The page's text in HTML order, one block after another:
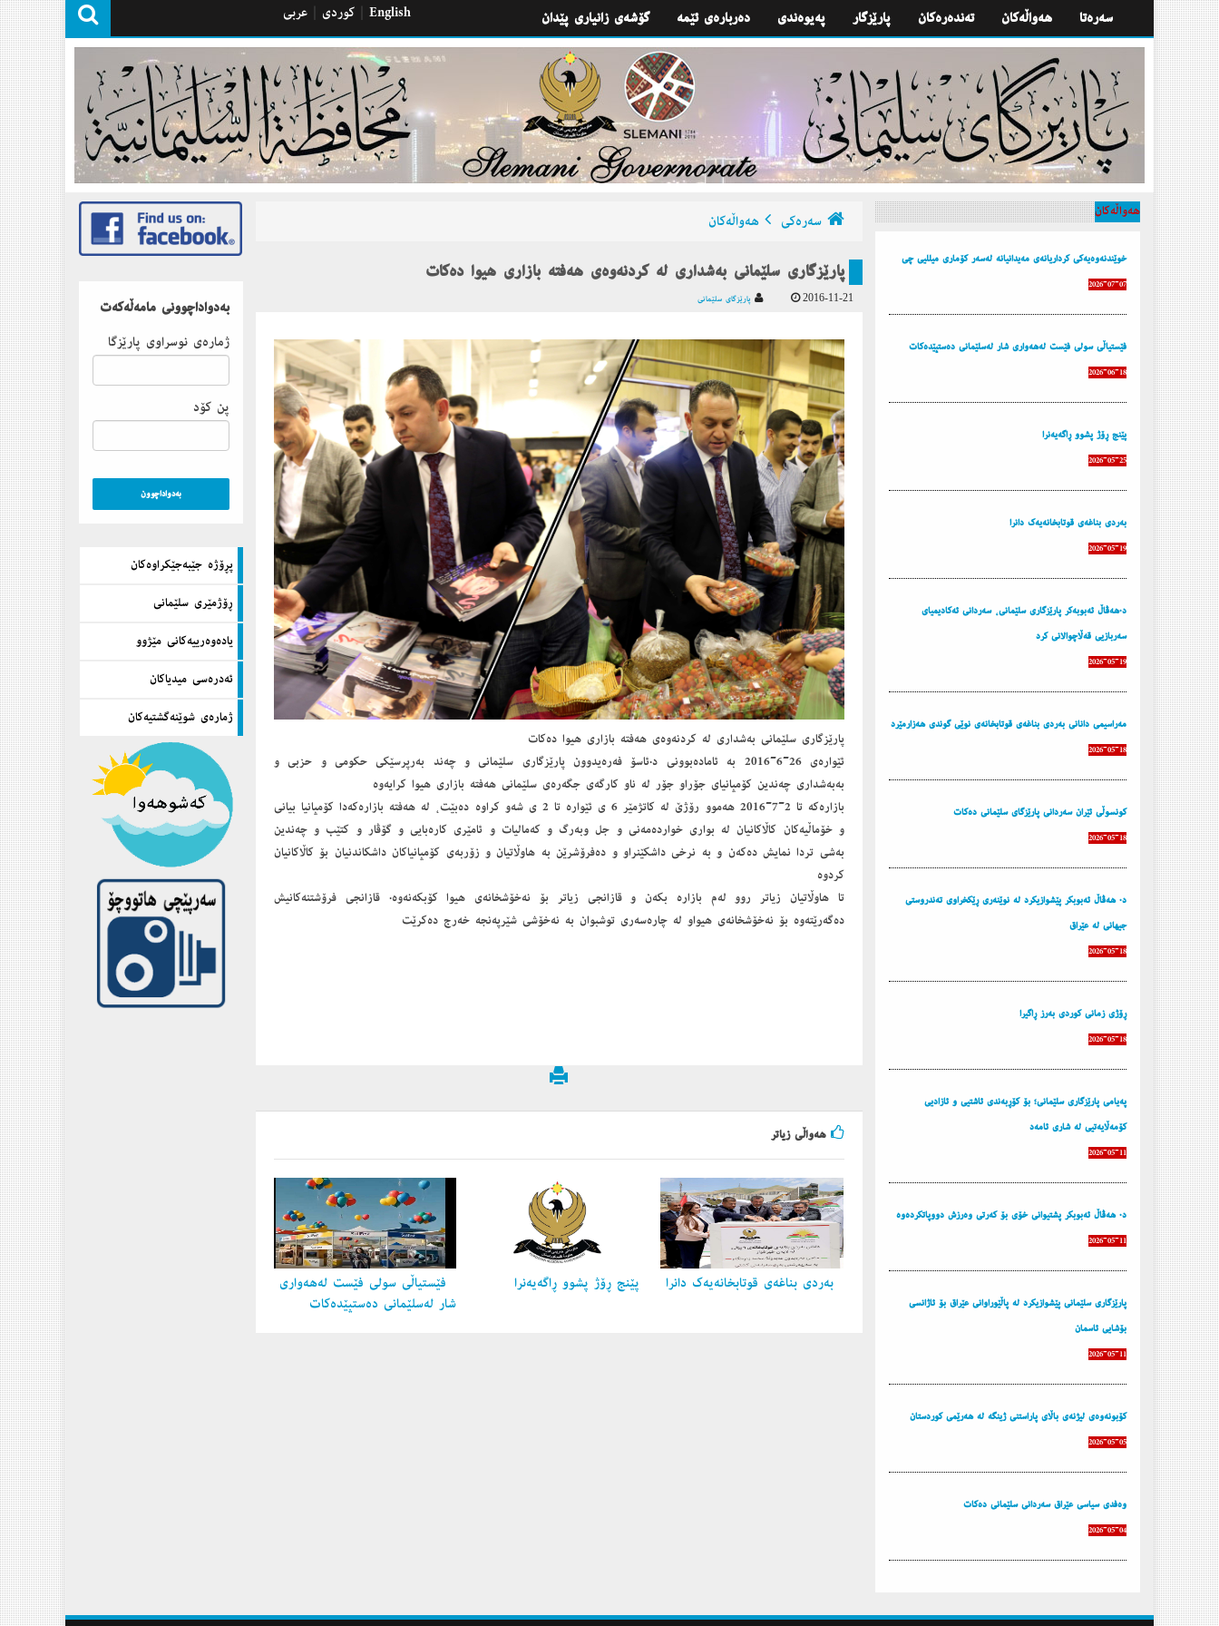
كوردی عربی English گۆشه‌ی زانیاری پێدان په‌یوه‌ندی پارێزگار تەندەرەكان هه‌واڵه‌كان سه‌ره‌تا
بەدواداچوونى مامەڵەكەت
ژمارەى نوسراوى پارێزگا
پن كۆد
پڕۆژه‌ جێبه‌جێكراوه‌كان
ڕۆژمێری سلێمانی
یاده‌وه‌رییه‌كانی مێژوو
ئه‌دره‌سی میدیاكان
ژماره‌ی شوێنه‌گشتیه‌كان
سه‌ره‌كی هه‌واڵه‌كان
پارێزگاری سلێمانی بەشداری لە کردنەوەی هەفتە بازاری هیوا دەکات
2016-11-21
پارێزگاری سلێمانی بەشداری لە کردنەوەی هەفتە بازاری هیوا دەکات
ئێوارەی 26-6-2016 بە ئامادەبوونی د.ئاسۆ فەرەیدوون پارێزگاری سلێمانی و چەند بەرپرسێکی حکومی و حزبی و
بەبەشداری چەندین كۆمپانیای جۆراو جۆر لە ناو كارگەی جگەرەی سلێمانی هەفتە بازاری هیوا كرایەوە
بازارەكە تا 2-7-2016 هەموو رۆژێ لە كاتژمێر 6 ی ئێوارە تا 2 ی شەو كراوە دەبێت، لە هەفتە بازارەكەدا كۆمپانیا بیانی
و خۆماڵیەکان كاڵاكانیان لە بواری خواردەمەنی و جل وبەرگ و كەمالیات و ئامێری كارەبایی و گۆڤار و کتێب و چەندین
بەشی تردا نمایش دەكەن و بە نرخی داشکێنراو و دەفرۆشرێن بە هاوڵاتیان و زۆربەی كۆمپانیاكان داشكاندنیان بۆ كاڵاكانیان
كردوە
تا هاوڵاتیان زیاتر روو لەم بازارە بكەن و قازانجی زیاتر بۆ نەخۆشخانەی هیوا كۆبكەنەوە. قازانجی فرۆشتنەکانیش
دەگەرێتەوە بۆ نەخۆشخانەی هیواو لە چارەسەری توشبوان بە نەخۆشی شێرپەنجە خەرج دەکرێت
هه‌واڵی زیاتر
فێستیاڵی سولی فێست لەهەواری
شار لەسلێمانی دەستپێدەكات
پێنج ڕۆژ پشوو ڕاگه‌یه‌نرا به‌ردی بناغه‌ی قوتابخانه‌یه‌ك دانرا
هه‌واڵه‌كان
خوێندنەوەیەكی كرداریانەی مەیدانیانە لەسەر كۆماری میللیی چی
2026-07-07
فێستیاڵی سولی فێست لەهەواری شار لەسلێمانی دەستپێدەكات
2026-06-18
پێنج ڕۆژ پشوو ڕاگه‌یه‌نرا
2026-05-25
به‌ردی بناغه‌ی قوتابخانه‌یه‌ك دانرا
2026-05-19
د.هەڤاڵ ئەبوبەکر پارێزگاری سلێمانی، سەردانی ئەکادیمیای
سەربازیی قەڵاچوالانی کرد
2026-05-19
مه‌راسیمی دانانی به‌ردی بناغه‌ی قوتابخانه‌ی نوێی گوندی هه‌زارمێرد
2026-05-18
كونسوڵی ئێران سه‌ردانی پارێزگای سلێمانی ده‌كات
2026-05-18
د. هه‌ڤاڵ ئه‌بوبكر پێشوازیكرد له‌ نوێنه‌ری ڕێكخراوی ته‌ندروستی
جیهانی له‌ عێراق
2026-05-18
ڕۆژی زمانی كوردی به‌رز ڕاگیرا
2026-05-18
پەیامی پارێزگاری سلێمانی؛ بۆ کۆڕبەندی ئاشتیی و ئازادیی
کۆمەڵایەتیی لە شاری ئامەد
2026-05-11
د. هه‌ڤاڵ ئه‌بوبكر پشتیوانی خۆی بۆ كه‌رتی وه‌رزش دووپاتكرده‌وه‌
2026-05-11
پارێزگاری سلێمانی پێشوازیكرد له‌ پاڵێوراوانی عێراق بۆ ئاژانسی
بۆشایی ئاسمان
2026-05-11
كۆبونه‌وه‌ی لیژنه‌ی باڵای پاراستنی ژینگه‌ له‌ هه‌رێمی كوردستان
2026-05-05
وه‌فدی سیاسی عێراق سه‌ردانی سلێمانی ده‌كات
2026-05-04